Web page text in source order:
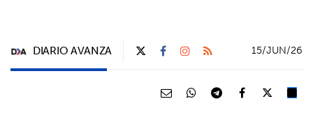
DIARIO AVANZA 15/JUN/26